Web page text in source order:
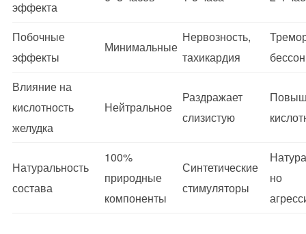
эффекта
Побочные
эффекты
Минимальные
Нервозность,
тахикардия
Влияние на
кислотность
желудка
Нейтральное
Раздражает
слизистую
Натуральность
состава
100%
природные
компоненты
Синтетические
стимуляторы
но